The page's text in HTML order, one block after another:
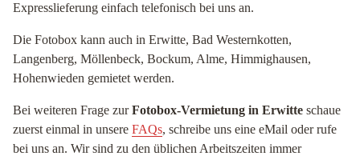
Expresslieferung einfach telefonisch bei uns an.
Die Fotobox kann auch in Erwitte, Bad Westernkotten,
Langenberg, Möllenbeck, Bockum, Alme, Himmighausen,
Hohenwieden gemietet werden.
Bei weiteren Frage zurFotobox-Vermietung in Erwitte schaue
zuerst einmal in unsere FAQs, schreibe uns eine eMail oder rufe
bei uns an. Wir sind zu den üblichen Arbeitszeiten immer